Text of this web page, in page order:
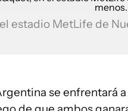
estadio MetLife de
se enfrentará